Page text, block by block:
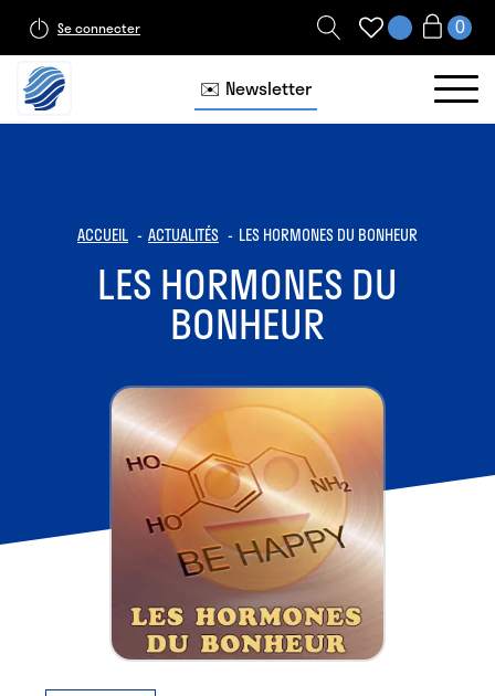
Se connecter
✉️ Newsletter
ACCUEIL ACTUALITÉS LES HORMONES DU BONHEUR
LES HORMONES DU
BONHEUR